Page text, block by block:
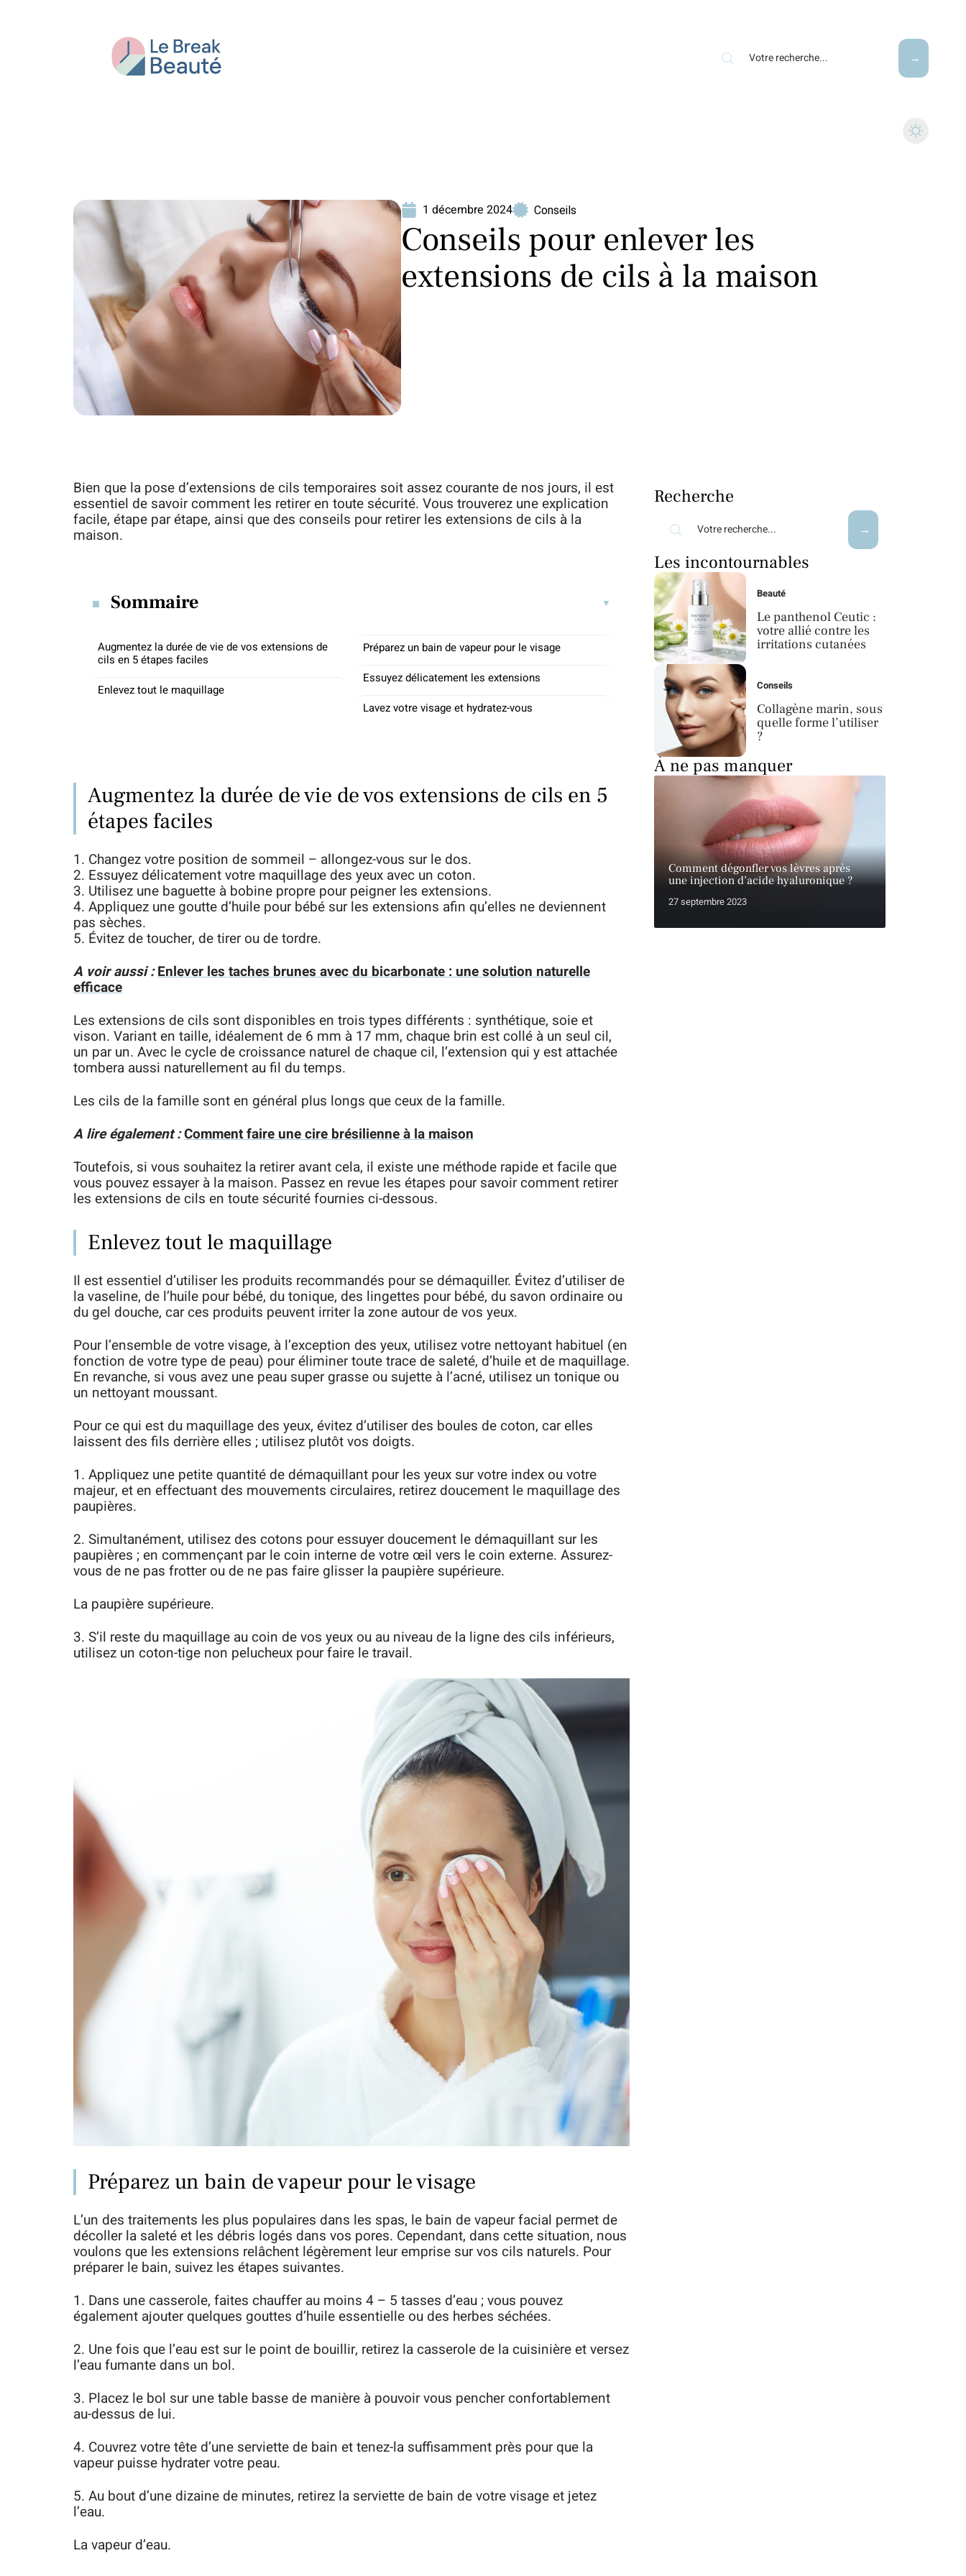
1 décembre 2024 Conseils
Conseils pour enlever les
extensions de cils à la maison
Bien que la pose d’extensions de cils temporaires soit assez courante de nos jours, il est
essentiel de savoir comment les retirer en toute sécurité. Vous trouverez une explication
facile, étape par étape, ainsi que des conseils pour retirer les extensions de cils à la
maison.
Sommaire
Augmentez la durée de vie de vos extensions de
cils en 5 étapes faciles
Enlevez tout le maquillage
Préparez un bain de vapeur pour le visage
Essuyez délicatement les extensions
Lavez votre visage et hydratez-vous
Augmentez la durée de vie de vos extensions de cils en 5
étapes faciles
1. Changez votre position de sommeil – allongez-vous sur le dos.
2. Essuyez délicatement votre maquillage des yeux avec un coton.
3. Utilisez une baguette à bobine propre pour peigner les extensions.
4. Appliquez une goutte d’huile pour bébé sur les extensions afin qu’elles ne deviennent
pas sèches.
5. Évitez de toucher, de tirer ou de tordre.
A voir aussi :Enlever les taches brunes avec du bicarbonate : une solution naturelle
efficace
Les extensions de cils sont disponibles en trois types différents : synthétique, soie et
vison. Variant en taille, idéalement de 6 mm à 17 mm, chaque brin est collé à un seul cil,
un par un. Avec le cycle de croissance naturel de chaque cil, l’extension qui y est attachée
tombera aussi naturellement au fil du temps.
Les cils de la famille sont en général plus longs que ceux de la famille.
A lire également :Comment faire une cire brésilienne à la maison
Toutefois, si vous souhaitez la retirer avant cela, il existe une méthode rapide et facile que
vous pouvez essayer à la maison. Passez en revue les étapes pour savoir comment retirer
les extensions de cils en toute sécurité fournies ci-dessous.
Enlevez tout le maquillage
Il est essentiel d’utiliser les produits recommandés pour se démaquiller. Évitez d’utiliser de
la vaseline, de l’huile pour bébé, du tonique, des lingettes pour bébé, du savon ordinaire ou
du gel douche, car ces produits peuvent irriter la zone autour de vos yeux.
Pour l’ensemble de votre visage, à l’exception des yeux, utilisez votre nettoyant habituel (en
fonction de votre type de peau) pour éliminer toute trace de saleté, d’huile et de maquillage.
En revanche, si vous avez une peau super grasse ou sujette à l’acné, utilisez un tonique ou
un nettoyant moussant.
Pour ce qui est du maquillage des yeux, évitez d’utiliser des boules de coton, car elles
laissent des fils derrière elles ; utilisez plutôt vos doigts.
1. Appliquez une petite quantité de démaquillant pour les yeux sur votre index ou votre
majeur, et en effectuant des mouvements circulaires, retirez doucement le maquillage des
paupières.
2. Simultanément, utilisez des cotons pour essuyer doucement le démaquillant sur les
paupières ; en commençant par le coin interne de votre œil vers le coin externe. Assurez-
vous de ne pas frotter ou de ne pas faire glisser la paupière supérieure.
La paupière supérieure.
3. S’il reste du maquillage au coin de vos yeux ou au niveau de la ligne des cils inférieurs,
utilisez un coton-tige non pelucheux pour faire le travail.
Préparez un bain de vapeur pour le visage
L’un des traitements les plus populaires dans les spas, le bain de vapeur facial permet de
décoller la saleté et les débris logés dans vos pores. Cependant, dans cette situation, nous
voulons que les extensions relâchent légèrement leur emprise sur vos cils naturels. Pour
préparer le bain, suivez les étapes suivantes.
1. Dans une casserole, faites chauffer au moins 4 – 5 tasses d’eau ; vous pouvez
également ajouter quelques gouttes d’huile essentielle ou des herbes séchées.
2. Une fois que l’eau est sur le point de bouillir, retirez la casserole de la cuisinière et versez
l’eau fumante dans un bol.
3. Placez le bol sur une table basse de manière à pouvoir vous pencher confortablement
au-dessus de lui.
4. Couvrez votre tête d’une serviette de bain et tenez-la suffisamment près pour que la
vapeur puisse hydrater votre peau.
5. Au bout d’une dizaine de minutes, retirez la serviette de bain de votre visage et jetez
l’eau.
La vapeur d’eau.
Recherche
Les incontournables
Beauté
Le panthenol Ceutic :
votre allié contre les
irritations cutanées
Conseils
Collagène marin, sous
quelle forme l’utiliser
?
À ne pas manquer
Comment dégonfler vos lèvres après
une injection d’acide hyaluronique ?
27 septembre 2023